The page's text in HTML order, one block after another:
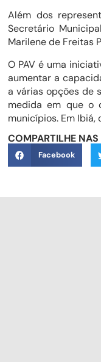
Além dos
Secretário
Marilene de Freitas
O PAV é uma
aumentar a
a várias opções de
medida em que o
municípios. Em Ibiá,
COMPARTILHE NAS
Facebook